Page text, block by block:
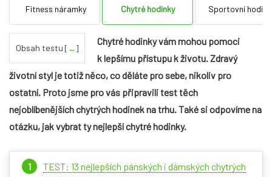
Fitness náramky Chytré hodinky Sportovní
Obsah testu [ ←]
Chytré hodinky vám mohou pomoci
k lepšímu přístupu k životu. Zdravý
životní styl je totiž něco, co děláte pro sebe, nikoliv pro
ostatní. Proto jsme pro vás připravili test těch
nejoblíbenějších chytrých hodinek na trhu. Také si odpovíme na
otázku, jak vybrat ty nejlepší chytré hodinky.
TEST: 13 nejlepších pánských i dámských chytrých